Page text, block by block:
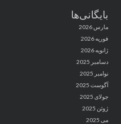
بایگانی‌ها
مارس 2026
فوریه 2026
ژانویه 2026
دسامبر 2025
نوامبر 2025
آگوست 2025
جولای 2025
ژوئن 2025
می 2025